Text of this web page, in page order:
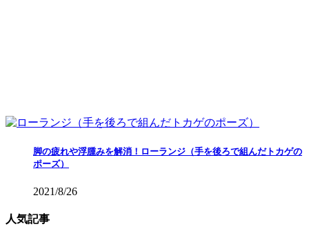
脚の疲れや浮腫みを解消！ローランジ（手を後ろで組んだトカゲの
ポーズ）
2021/8/26
人気記事